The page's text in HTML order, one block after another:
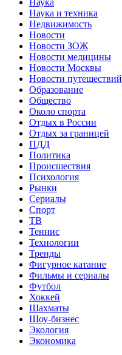
Наука и техника
Недвижимость
Новости
Новости ЗОЖ
Новости медицины
Новости Москвы
Новости путешествий
Образование
Общество
Около спорта
Отдых в России
Отдых за границей
ПДД
Политика
Происшествия
Психология
Рынки
Сериалы
Спорт
ТВ
Теннис
Технологии
Тренды
Фигурное катание
Фильмы и сериалы
Футбол
Хоккей
Шахматы
Шоу-бизнес
Экология
Экономика